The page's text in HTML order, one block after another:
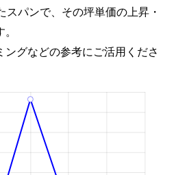
パンで、その坪単価の上昇・
グなどの参考にご活用くださ